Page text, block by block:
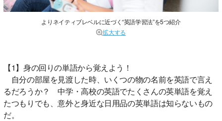
よりネイティブレベルに近づく“英語学習法”を5つ紹介
拡大する
【1】身の回りの単語から覚えよう！
自分の部屋を見渡した時、いくつの物の名前を英語で言え
るだろうか？ 中学・高校の英語でたくさんの英単語を覚え
たつもりでも、意外と身近な日用品の英単語は知らないもの
だ。